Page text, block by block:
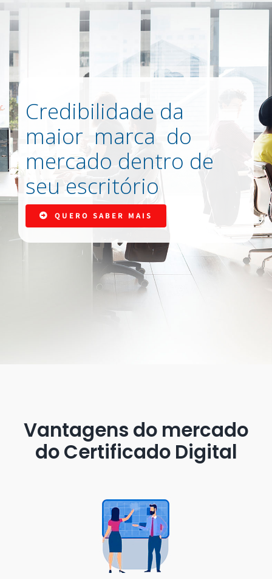
Credibilidade da
maior marca do
mercado dentro de
seu escritório
QUERO SABER MAIS
Vantagens do mercado
do Certificado Digital